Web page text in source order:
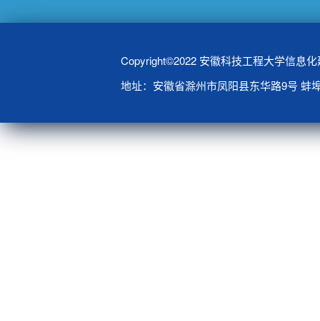
Copyright©2022 安徽科技工程大学信息
地址：安徽省滁州市凤阳县东华路9号 蚌